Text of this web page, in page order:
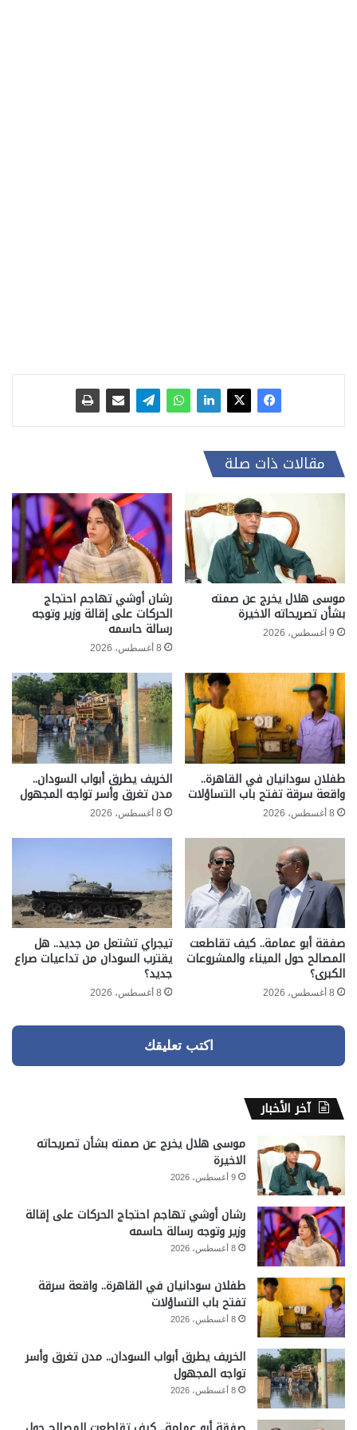
مقالات ذات صلة
موسى هلال يخرج عن صمته
بشأن تصريحاته الاخيرة
9 أغسطس، 2026
رشان أوشي تهاجم احتجاج
الحركات على إقالة وزير وتوجه
رسالة حاسمه
8 أغسطس، 2026
طفلان سودانيان في القاهرة..
واقعة سرقة تفتح باب التساؤلات
8 أغسطس، 2026
الخريف يطرق أبواب السودان..
مدن تغرق وأسر تواجه المجهول
8 أغسطس، 2026
صفقة أبو عمامة.. كيف تقاطعت
المصالح حول الميناء والمشروعات
الكبرى؟
8 أغسطس، 2026
تيجراي تشتعل من جديد.. هل
يقترب السودان من تداعيات صراع
جديد؟
8 أغسطس، 2026
اكتب تعليقك
آخر الأخبار
موسى هلال يخرج عن صمته بشأن تصريحاته
الاخيرة
9 أغسطس، 2026
رشان أوشي تهاجم احتجاج الحركات على إقالة
وزير وتوجه رسالة حاسمه
8 أغسطس، 2026
طفلان سودانيان في القاهرة.. واقعة سرقة
تفتح باب التساؤلات
8 أغسطس، 2026
الخريف يطرق أبواب السودان.. مدن تغرق وأسر
تواجه المجهول
8 أغسطس، 2026